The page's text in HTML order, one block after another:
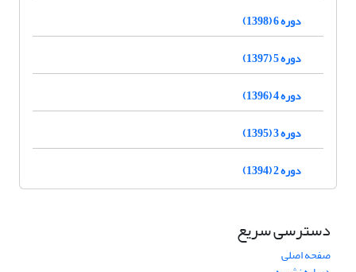
دوره 6 (1398)
دوره 5 (1397)
دوره 4 (1396)
دوره 3 (1395)
دوره 2 (1394)
دسترسی سریع
صفحه اصلی